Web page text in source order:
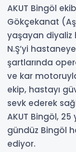
AKUT Bingöl
Gökçekanat
yaşayan diyaliz
N.Ş’yi
şartlarında
ve kar
ekip, hastayı
sevk ederek
AKUT Bingöl,
gündüz Bingöl
ediyor.